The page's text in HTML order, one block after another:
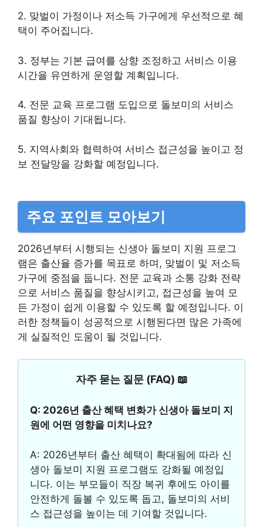
2. 맞벌이 가정이나 저소득 가구에게 우선적으로 혜
택이 주어집니다.
3. 정부는 기본 급여를 상향 조정하고 서비스 이용
시간을 유연하게 운영할 계획입니다.
4. 전문 교육 프로그램 도입으로 돌보미의 서비스
품질 향상이 기대됩니다.
5. 지역사회와 협력하여 서비스 접근성을 높이고 정
보 전달망을 강화할 예정입니다.
주요 포인트 모아보기
2026년부터 시행되는 신생아 돌보미 지원 프로그
램은 출산율 증가를 목표로 하며, 맞벌이 및 저소득
가구에 중점을 둡니다. 전문 교육과 소통 강화 전략
으로 서비스 품질을 향상시키고, 접근성을 높여 모
든 가정이 쉽게 이용할 수 있도록 할 예정입니다. 이
러한 정책들이 성공적으로 시행된다면 많은 가족에
게 실질적인 도움이 될 것입니다.
자주 묻는 질문 (FAQ) 📖
Q: 2026년 출산 혜택 변화가 신생아 돌보미 지
원에 어떤 영향을 미치나요?
A: 2026년부터 출산 혜택이 확대됨에 따라 신
생아 돌보미 지원 프로그램도 강화될 예정입
니다. 이는 부모들이 직장 복귀 후에도 아이를
안전하게 돌볼 수 있도록 돕고, 돌보미의 서비
스 접근성을 높이는 데 기여할 것입니다.